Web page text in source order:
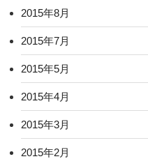
2015年8月
2015年7月
2015年5月
2015年4月
2015年3月
2015年2月